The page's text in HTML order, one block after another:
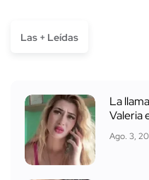
Las + Leídas
La
Valeria
Ago. 3,